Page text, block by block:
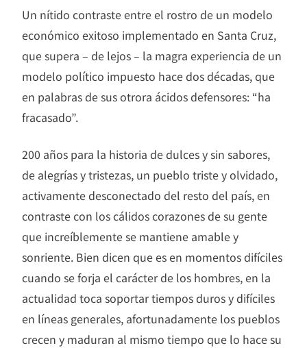
Un nítido contraste entre el rostro de un modelo
económico exitoso implementado en Santa Cruz,
que supera – de lejos – la magra experiencia de un
modelo político impuesto hace dos décadas, que
en palabras de sus otrora ácidos defensores: “ha
fracasado”.
200 años para la historia de dulces y sin sabores,
de alegrías y tristezas, un pueblo triste y olvidado,
activamente desconectado del resto del país, en
contraste con los cálidos corazones de su gente
que increíblemente se mantiene amable y
sonriente. Bien dicen que es en momentos difíciles
cuando se forja el carácter de los hombres, en la
actualidad toca soportar tiempos duros y difíciles
en líneas generales, afortunadamente los pueblos
crecen y maduran al mismo tiempo que lo hace su